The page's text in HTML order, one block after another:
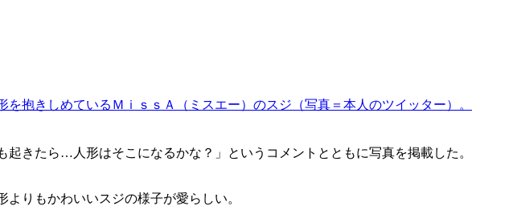
を抱きしめているＭｉｓｓＡ（ミスエー）のスジ（写真＝本人のツイッター）。
きたら…人形はそこになるかな？」というコメントとともに写真を掲載した。
りもかわいいスジの様子が愛らしい。